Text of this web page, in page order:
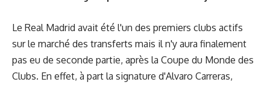
Le Real Madrid avait été l'un des premiers clubs actifs
sur le marché des transferts mais il n'y aura finalement
pas eu de seconde partie, après la Coupe du Monde des
Clubs. En effet, à part la signature d'Alvaro Carreras,